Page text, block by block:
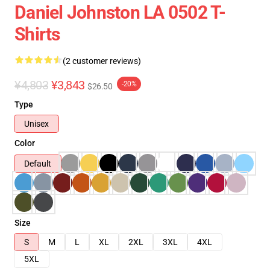
Daniel Johnston LA 0502 T-
Shirts
(2 customer reviews)
¥4,803 ¥3,843 $26.50 -20%
Type
Unisex
Color
Default
Size
S
M L XL 2XL 3XL
4XL
5XL